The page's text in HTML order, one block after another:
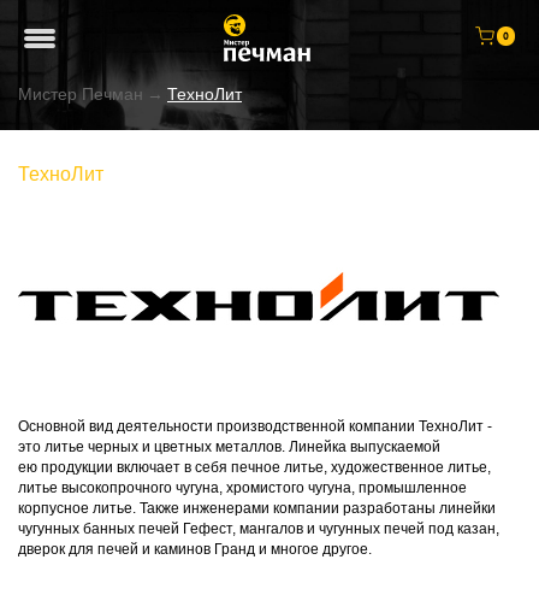
0
Мистер Печман → ТехноЛит
ТехноЛит
Основной вид деятельности производственной компании ТехноЛит -
это литье черных и цветных металлов. Линейка выпускаемой
ею продукции включает в себя печное литье, художественное литье,
литье высокопрочного чугуна, хромистого чугуна, промышленное
корпусное литье. Также инженерами компании разработаны линейки
чугунных банных печей Гефест, мангалов и чугунных печей под казан,
дверок для печей и каминов Гранд и многое другое.